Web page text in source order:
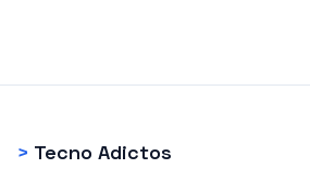
> Tecno Adictos